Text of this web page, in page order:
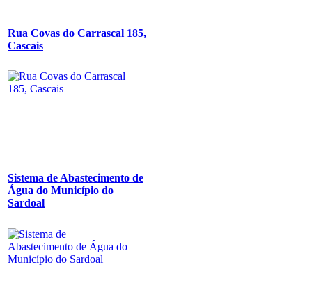
Rua Covas do Carrascal 185,
Cascais
Sistema de Abastecimento de
Água do Município do
Sardoal